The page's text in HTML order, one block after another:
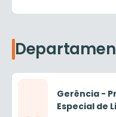
Gerência -
Especial de